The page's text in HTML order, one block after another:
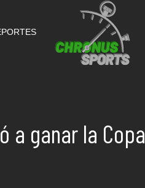
a ganar la Copa